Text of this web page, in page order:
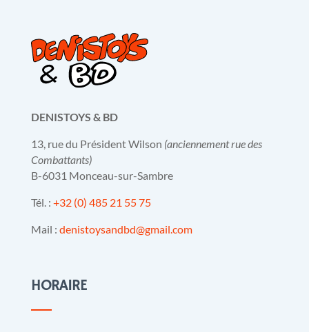
DENISTOYS & BD
13, rue du Président Wilson (anciennement rue des
Combattants)
B-6031 Monceau-sur-Sambre
Tél. : +32 (0) 485 21 55 75
Mail : denistoysandbd@gmail.com
HORAIRE